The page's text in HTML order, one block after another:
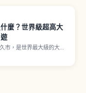
麼？世界級超高大
市，是世界最大級的大佛
阿彌陀大佛」。全高達
佛像本體100公尺），作